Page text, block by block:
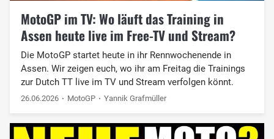
MotoGP im TV: Wo läuft das Training in
Assen heute live im Free-TV und Stream?
Die MotoGP startet heute in ihr Rennwochenende in
Assen. Wir zeigen euch, wo ihr am Freitag die Trainings
zur Dutch TT live im TV und Stream verfolgen könnt.
26.06.2026 MotoGP Yannik Grafmüller